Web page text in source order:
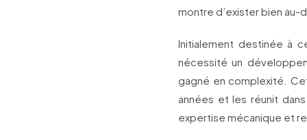
montre d’exister bien au-
Initialement destinée à
nécessité un
gagné en complexité.
années et les réunit
expertise mécanique et